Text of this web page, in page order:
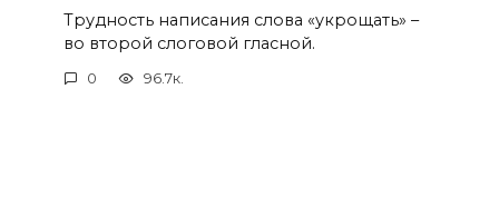
Трудность написания слова «укрощать» –
во второй слоговой гласной.
0 96.7к.